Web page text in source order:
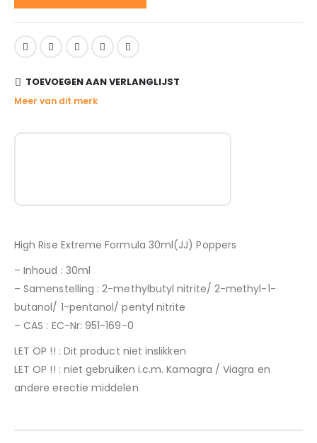
TOEVOEGEN AAN VERLANGLIJST
Meer van dit merk
High Rise Extreme Formula 30ml(JJ) Poppers
– Inhoud : 30ml
– Samenstelling : 2-methylbutyl nitrite/ 2-methyl-1-
butanol/ 1-pentanol/ pentyl nitrite
– CAS : EC-Nr: 951-169-0
LET OP !! : Dit product niet inslikken
LET OP !! : niet gebruiken i.c.m. Kamagra / Viagra en
andere erectie middelen